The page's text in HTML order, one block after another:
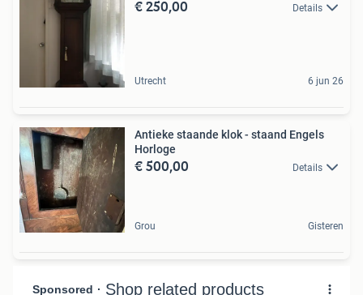
€ 250,00 Details
Utrecht 6 jun 26
Antieke staande klok - staand Engels
Horloge
€ 500,00 Details
Grou Gisteren